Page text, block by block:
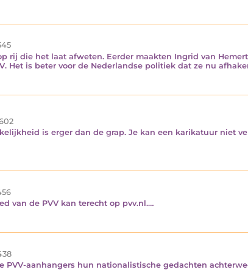
rij die het laat afweten. Eerder maakten Ingrid van
Het is beter voor de Nederlandse politiek dat ze nu
is erger dan de grap. Je kan een karikatuur niet
van de PVV kan terecht op pvv.nl.…
PVV-aanhangers hun nationalistische gedachten